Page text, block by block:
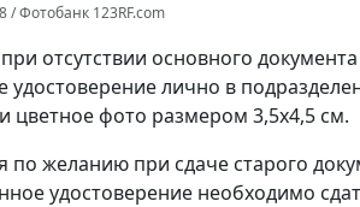
/ Фотобанк 123RF.com
отсутствии основного
лично в
цветное фото размером 3,5x4,5 см.
желанию при сдаче старого
удостоверение необходимо